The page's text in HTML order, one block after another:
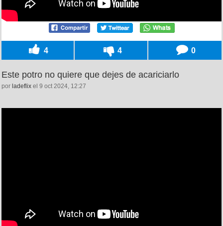
4 4 0
Este potro no quiere que dejes de acariciarlo
por ladeflix el 9 oct 2024, 12:27